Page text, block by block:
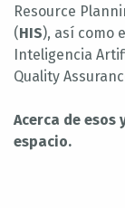
Resource
(HIS), así como
Inteligencia
Quality
Acerca de esos
espacio.